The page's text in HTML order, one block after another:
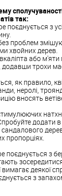
так:
поєднується з
проблем
хвойних дерев.
або
додавши трохи
як правило,
неролі,
вносять
додати
пропорціях.
поєднується з
деякої
з